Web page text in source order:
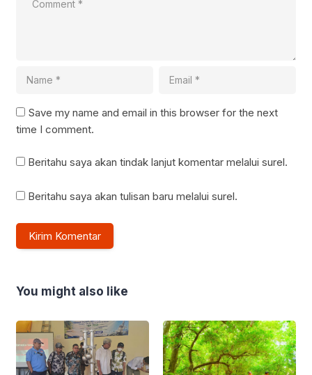
Save my name and email in this browser for the next
time I comment.
Beritahu saya akan tindak lanjut komentar melalui surel.
Beritahu saya akan tulisan baru melalui surel.
You might also like